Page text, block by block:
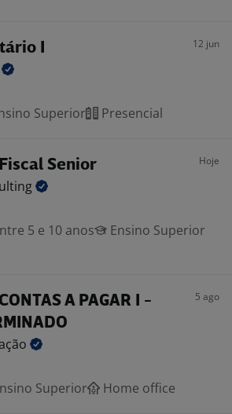
I 12 jun
Superior Presencial
Senior Hoje
5 e 10 anos
Ensino Superior
A PAGAR I -
5 ago
Superior Home office